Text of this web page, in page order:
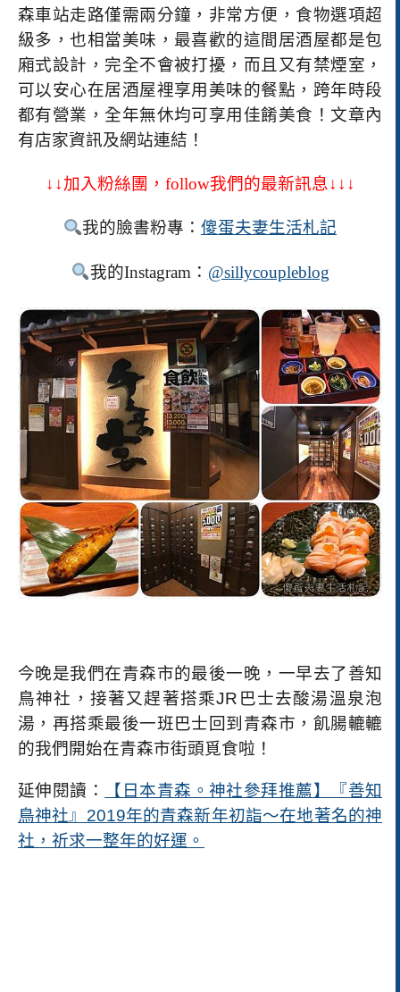
森車站走路僅需兩分鐘，非常方便，食物選項超
級多，也相當美味，最喜歡的這間居酒屋都是包
廂式設計，完全不會被打擾，而且又有禁煙室，
可以安心在居酒屋裡享用美味的餐點，跨年時段
都有營業，全年無休均可享用佳餚美食！ 文章內
有店家資訊及網站連結！
↓↓加入粉絲團， follow我們的最新訊息↓↓↓
我的臉書粉專：傻蛋夫妻生活札記
我的Instagram ： @sillycoupleblog
今晚是我們在青森市的最後一晚，一早去了善知
鳥神社，接著又趕著搭乘JR 巴士去酸湯溫泉泡
湯，再搭乘最後一班巴士回到青森市，飢腸轆轆
的我們開始在青森市街頭覓食啦！
延伸閱讀：
【日本青森。神社參拜推薦】『善知
鳥神社』2019年的青森新年初詣～在地著名的神
社，祈求一整年的好運。